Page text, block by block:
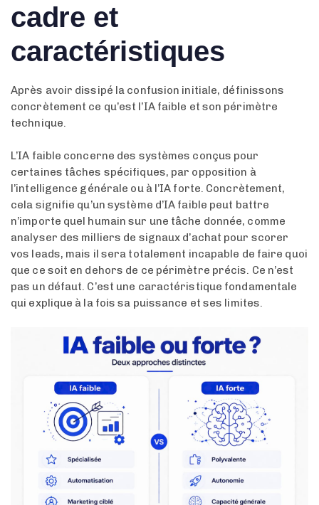
cadre et
caractéristiques
Après avoir dissipé la confusion initiale, définissons
concrètement ce qu’est l’IA faible et son périmètre
technique.
L’IA faible concerne des systèmes conçus pour
certaines tâches spécifiques, par opposition à
l’intelligence générale ou à l’IA forte. Concrètement,
cela signifie qu’un système d’IA faible peut battre
n’importe quel humain sur une tâche donnée, comme
analyser des milliers de signaux d’achat pour scorer
vos leads, mais il sera totalement incapable de faire quoi
que ce soit en dehors de ce périmètre précis. Ce n’est
pas un défaut. C’est une caractéristique fondamentale
qui explique à la fois sa puissance et ses limites.